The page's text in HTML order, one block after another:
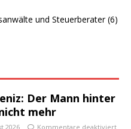
und Steuerberater (6)
Der Mann hinter
mehr
2026 Kommentare deaktiviert